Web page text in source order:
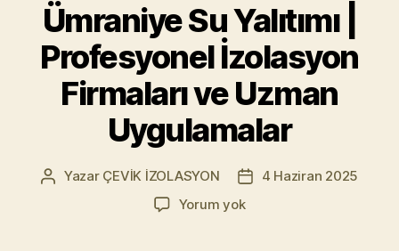
Ümraniye Su Yalıtımı |
Profesyonel İzolasyon
Firmaları ve Uzman
Uygulamalar
Yazının
Yazar ÇEVİK İZOLASYON
Yazı4 Haziran 2025
Yorum yokÜmraniye